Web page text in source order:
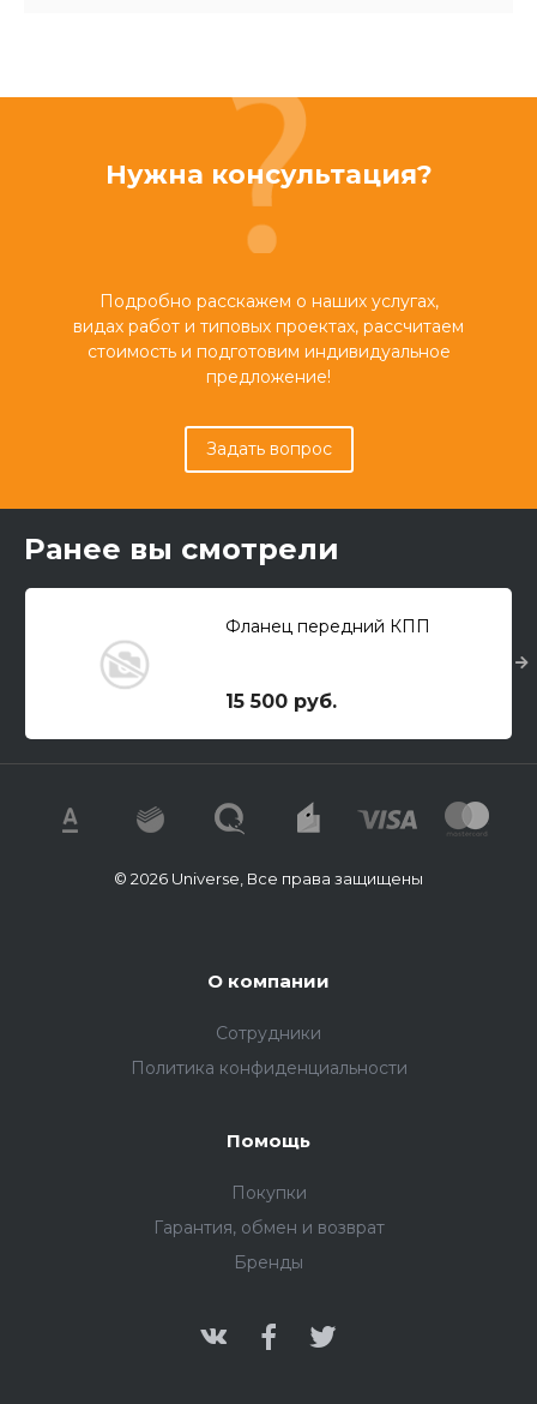
Нужна консультация?
Подробно расскажем о наших услугах,
видах работ и типовых проектах, рассчитаем
стоимость и подготовим индивидуальное
предложение!
Задать вопрос
Ранее вы смотрели
Фланец передний КПП
15 500 руб.
© 2026 Universe, Все права защищены
О компании
Сотрудники
Политика конфиденциальности
Помощь
Покупки
Гарантия, обмен и возврат
Бренды